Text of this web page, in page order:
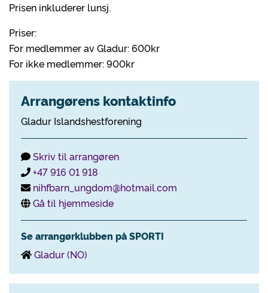
Prisen inkluderer lunsj.
Priser:
For medlemmer av Gladur: 600kr
For ikke medlemmer: 900kr
Arrangørens kontaktinfo
Gladur Islandshestforening
Skriv til arrangøren
+47 916 01 918
nihfbarn_ungdom@hotmail.com
Gå til hjemmeside
Se arrangørklubben på SPORTI
Gladur (NO)